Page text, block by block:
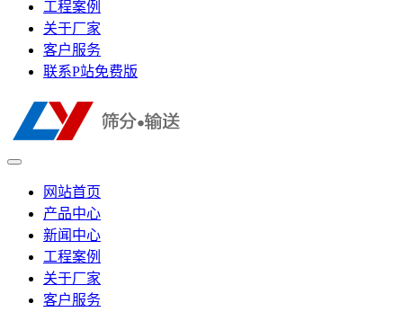
工程案例
关于厂家
客户服务
联系P站免费版
网站首页
产品中心
新闻中心
工程案例
关于厂家
客户服务